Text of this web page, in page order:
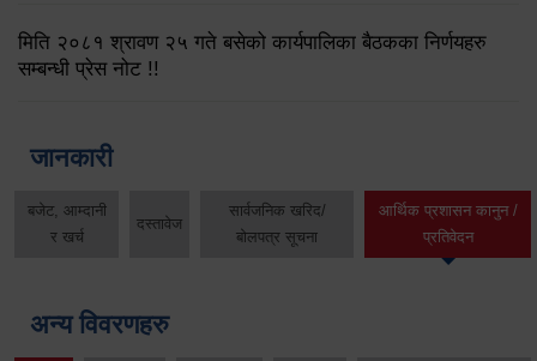
मिति २०८१ श्रावण २५ गते बसेको कार्यपालिका बैठकका निर्णयहरु
सम्बन्धी प्रेस नोट !!
जानकारी
बजेट, आम्दानी
र खर्च
दस्तावेज
सार्वजनिक खरिद/
बोलपत्र सूचना
आर्थिक प्रशासन कानुन /
प्रतिवेदन
अन्य विवरणहरु